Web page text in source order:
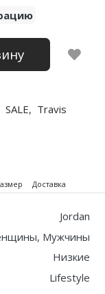
SALE, Travis
Доставка
Jordan
Мужчины
Низкие
Lifestyle